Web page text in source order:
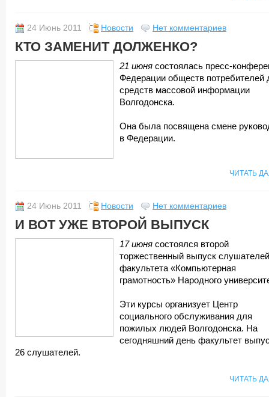
24 Июнь 2011 Новости Нет комментариев
КТО ЗАМЕНИТ ДОЛЖЕНКО?
21 июня состоялась пресс-
Федерации обществ потребителей
средств массовой информации
Волгодонска.
Она была посвящена смене
в Федерации.
ЧИТАТЬ
24 Июнь 2011 Новости Нет комментариев
И ВОТ УЖЕ ВТОРОЙ ВЫПУСК
17 июня состоялся второй
торжественный выпуск слушателей
факультета «Компьютерная
грамотность» Народного
Эти курсы организует Центр
социального обслуживания для
пожилых людей Волгодонска. На
сегодняшний день факультет
26 слушателей.
ЧИТАТЬ